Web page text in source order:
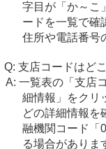
字目が「か～こ
ードを一覧で確
住所や電話番号
支店コードはど
一覧表の「支店
細情報」をクリ
どの詳細情報を
融機関コード「
る場合がありま